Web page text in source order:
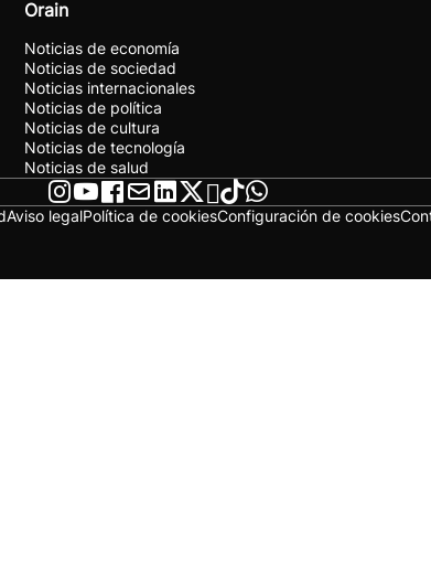
Orain
Noticias de economía
Noticias de sociedad
Noticias internacionales
Noticias de política
Noticias de cultura
Noticias de tecnología
Noticias de salud
Aviso legalPolítica de cookiesConfiguración de cookies